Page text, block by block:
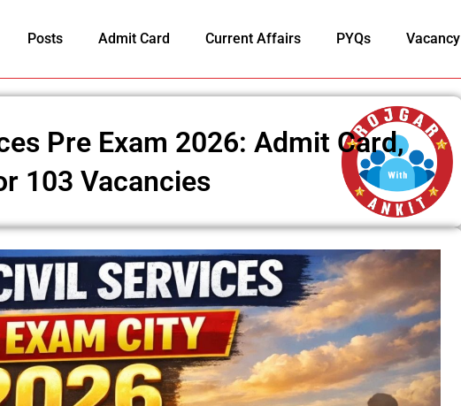
Posts Admit Card Current Affairs PYQs Vacancy
Pre Exam 2026: Admit Card,
103 Vacancies